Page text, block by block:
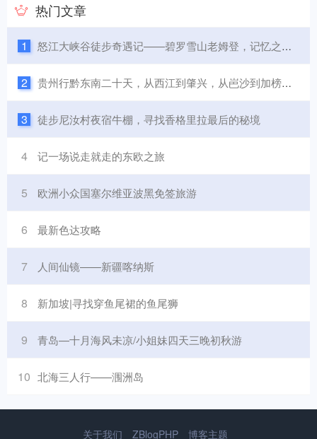
热门文章
1 怒江大峡谷徒步奇遇记——碧罗雪山老姆登，记忆之城知子罗
2 贵州行黔东南二十天，从西江到肇兴，从岜沙到加榜，美食美景
3 徒步尼汝村夜宿牛棚，寻找香格里拉最后的秘境
4 记一场说走就走的东欧之旅
5 欧洲小众国塞尔维亚波黑免签旅游
6 最新色达攻略
7 人间仙镜——新疆喀纳斯
8 新加坡|寻找穿鱼尾裙的鱼尾狮
9 青岛—十月海风未凉/小姐妹四天三晚初秋游
10 北海三人行——涠洲岛
关于我们 ZBlogPHP 博客主题